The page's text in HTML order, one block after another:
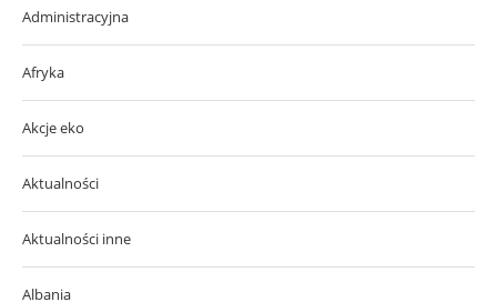
Administracyjna
Afryka
Akcje eko
Aktualności
Aktualności inne
Albania